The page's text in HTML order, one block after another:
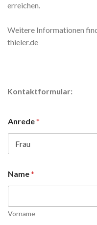
erreichen.
Weitere Informationen
thieler.de
Kontaktformular:
Anrede*
Name*
Vorname